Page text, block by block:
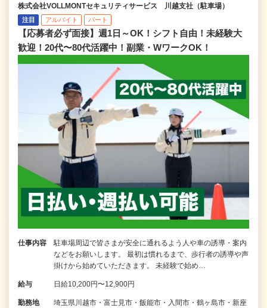
株式会社VOLLMONTセキュリティサービス 川越支社（駐車場）
注目 アルバイト パート
【応募者必ず面接】週1日～OK！シフト自由！未経験大
歓迎！20代〜80代活躍中！副業・WワークOK！
仕事内容
駐車場周辺で皆さまが安全に通れるよう人や車の誘導・案内
などをお願いします。 最初は慣れるまで、歩行者の誘導や声
掛けから始めていただきます。 未経験で始め…
給与 日給10,200円〜12,900円
勤務地
埼玉県川越市・富士見市・飯能市・入間市・鶴ヶ島市・新座